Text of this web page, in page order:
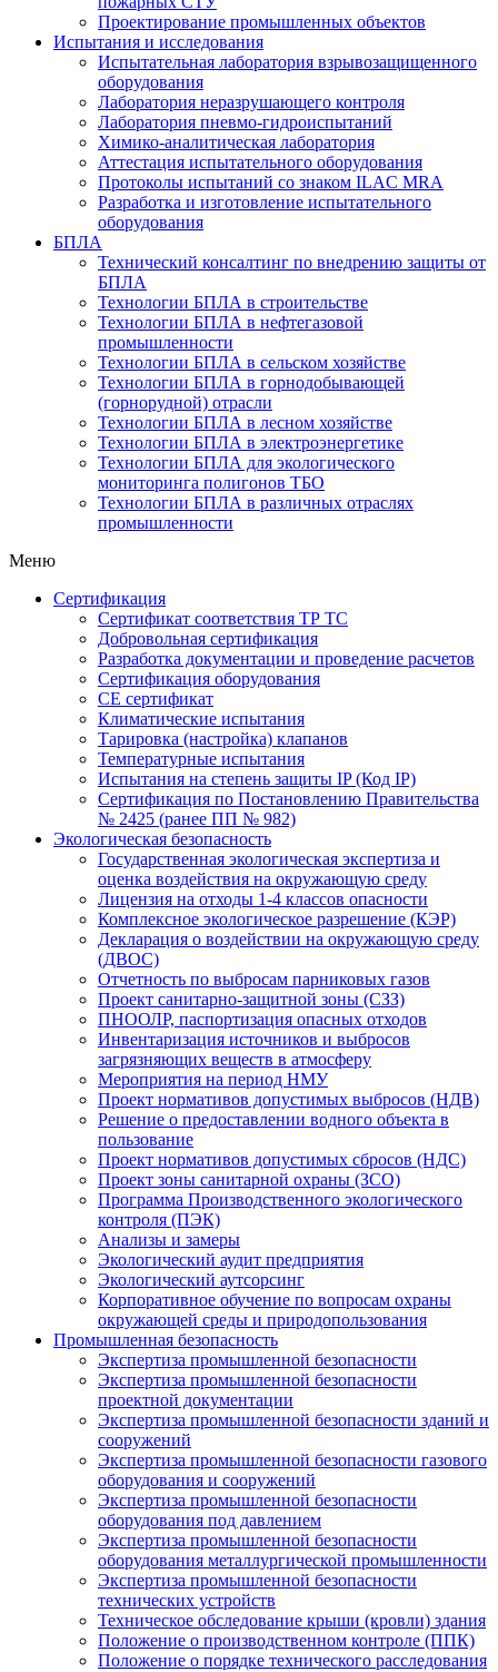
Проектирование промышленных объектов
Испытания и исследования
Испытательная лаборатория взрывозащищенного
оборудования
Лаборатория неразрушающего контроля
Лаборатория пневмо-гидроиспытаний
Химико-аналитическая лаборатория
Аттестация испытательного оборудования
Протоколы испытаний со знаком ILAC MRA
Разработка и изготовление испытательного
оборудования
БПЛА
Технический консалтинг по внедрению защиты от
БПЛА
Технологии БПЛА в строительстве
Технологии БПЛА в нефтегазовой
промышленности
Технологии БПЛА в сельском хозяйстве
Технологии БПЛА в горнодобывающей
(горнорудной) отрасли
Технологии БПЛА в лесном хозяйстве
Технологии БПЛА в электроэнергетике
Технологии БПЛА для экологического
мониторинга полигонов ТБО
Технологии БПЛА в различных отраслях
промышленности
Меню
Сертификация
Cертификат соответствия ТР ТС
Добровольная сертификация
Разработка документации и проведение расчетов
Сертификация оборудования
CE cертификат
Климатические испытания
Тарировка (настройка) клапанов
Температурные испытания
Испытания на степень защиты IP (Код IP)
Сертификация по Постановлению Правительства
№ 2425 (ранее ПП № 982)
Экологическая безопасность
Государственная экологическая экспертиза и
оценка воздействия на окружающую среду
Лицензия на отходы 1-4 классов опасности
Комплексное экологическое разрешение (КЭР)
Декларация о воздействии на окружающую среду
(ДВОС)
Отчетность по выбросам парниковых газов
Проект санитарно-защитной зоны (СЗЗ)
ПНООЛР, паспортизация опасных отходов
Инвентаризация источников и выбросов
загрязняющих веществ в атмосферу
Мероприятия на период НМУ
Проект нормативов допустимых выбросов (НДВ)
Решение о предоставлении водного объекта в
пользование
Проект нормативов допустимых сбросов (НДС)
Проект зоны санитарной охраны (ЗСО)
Программа Производственного экологического
контроля (ПЭК)
Анализы и замеры
Экологический аудит предприятия
Экологический аутсорсинг
Корпоративное обучение по вопросам охраны
окружающей среды и природопользования
Промышленная безопасность
Экспертиза промышленной безопасности
Экспертиза промышленной безопасности
проектной документации
Экспертиза промышленной безопасности зданий и
сооружений
Экспертиза промышленной безопасности газового
оборудования и сооружений
Экспертиза промышленной безопасности
оборудования под давлением
Экспертиза промышленной безопасности
оборудования металлургической промышленности
Экспертиза промышленной безопасности
технических устройств
Техническое обследование крыши (кровли) здания
Положение о производственном контроле (ППК)
Положение о порядке технического расследования